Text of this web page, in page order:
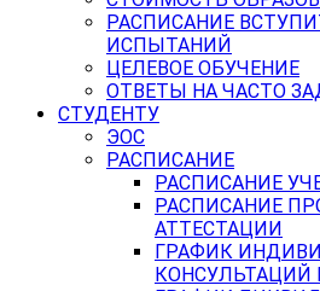
РАСПИСАНИЕ
ИСПЫТАНИЙ
ЦЕЛЕВОЕ ОБУЧЕНИЕ
ОТВЕТЫ НА ЧАСТО
СТУДЕНТУ
ЭОС
РАСПИСАНИЕ
РАСПИСАНИЕ
РАСПИСАНИЕ
АТТЕСТАЦИИ
ГРАФИК
КОНСУЛЬТАЦИЙ